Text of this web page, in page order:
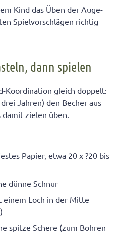
Kind das Üben der Auge-
Spielvorschlägen richtig
dann spielen
Koordination gleich doppelt:
Jahren) den Becher aus
damit zielen üben.
Papier, etwa 20 x ?20 bis
dünne Schnur
Loch in der Mitte
spitze Schere (zum Bohren